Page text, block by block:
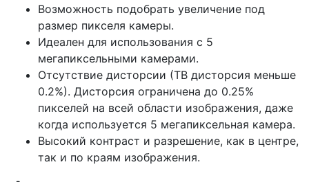
Возможность подобрать увеличение под
размер пикселя камеры.
Идеален для использования с 5
мегапиксельными камерами.
Отсутствие дисторсии (ТВ дисторсия меньше
0.2%). Дисторсия ограничена до 0.25%
пикселей на всей области изображения, даже
когда используется 5 мегапиксельная камера.
Высокий контраст и разрешение, как в центре,
так и по краям изображения.